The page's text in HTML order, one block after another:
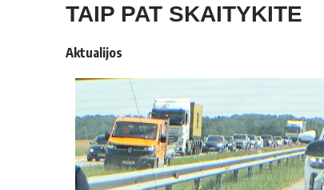
TAIP PAT SKAITYKITE
Aktualijos